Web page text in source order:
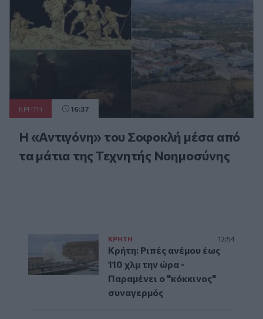
ΚΡΗΤΗ 16:37
Η «Αντιγόνη» του Σοφοκλή μέσα από
τα μάτια της Τεχνητής Νοημοσύνης
ΚΡΗΤΗ 12:54
Κρήτη: Ριπές ανέμου έως
110 χλμ την ώρα -
Παραμένει ο "κόκκινος"
συναγερμός